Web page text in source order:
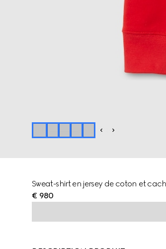
Sweat-shirt en jersey de coton et
€ 980